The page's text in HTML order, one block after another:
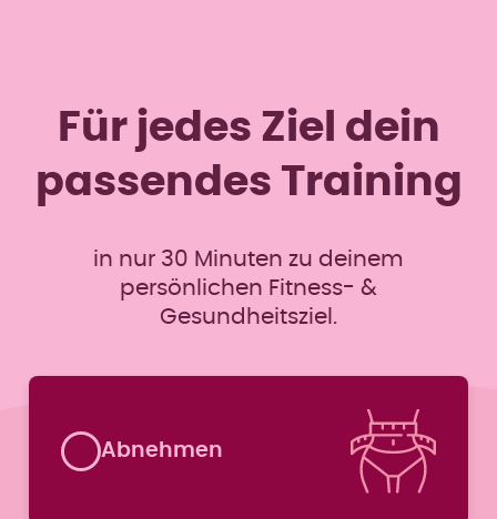
Für jedes Ziel dein
passendes Training
in nur 30 Minuten zu deinem
persönlichen Fitness- &
Gesundheitsziel.
Formular überspringen
Abnehmen